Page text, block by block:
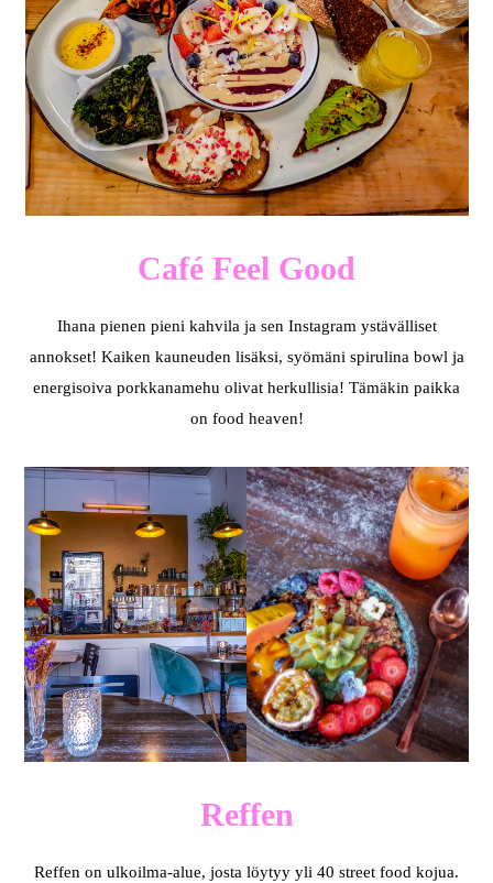
Café Feel Good
Ihana pienen pieni kahvila ja sen Instagram ystävälliset
annokset! Kaiken kauneuden lisäksi, syömäni spirulina bowl ja
energisoiva porkkanamehu olivat herkullisia! Tämäkin paikka
on food heaven!
Reffen
Reffen on ulkoilma-alue, josta löytyy yli 40 street food kojua.